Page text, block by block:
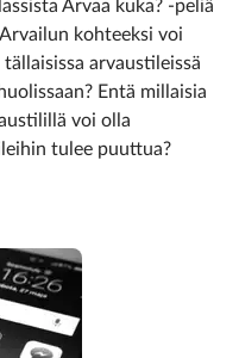
Arvaa kuka? -peliä
kohteeksi voi
arvaustileissä
Entä millaisia
voi olla
tulee puuttua?